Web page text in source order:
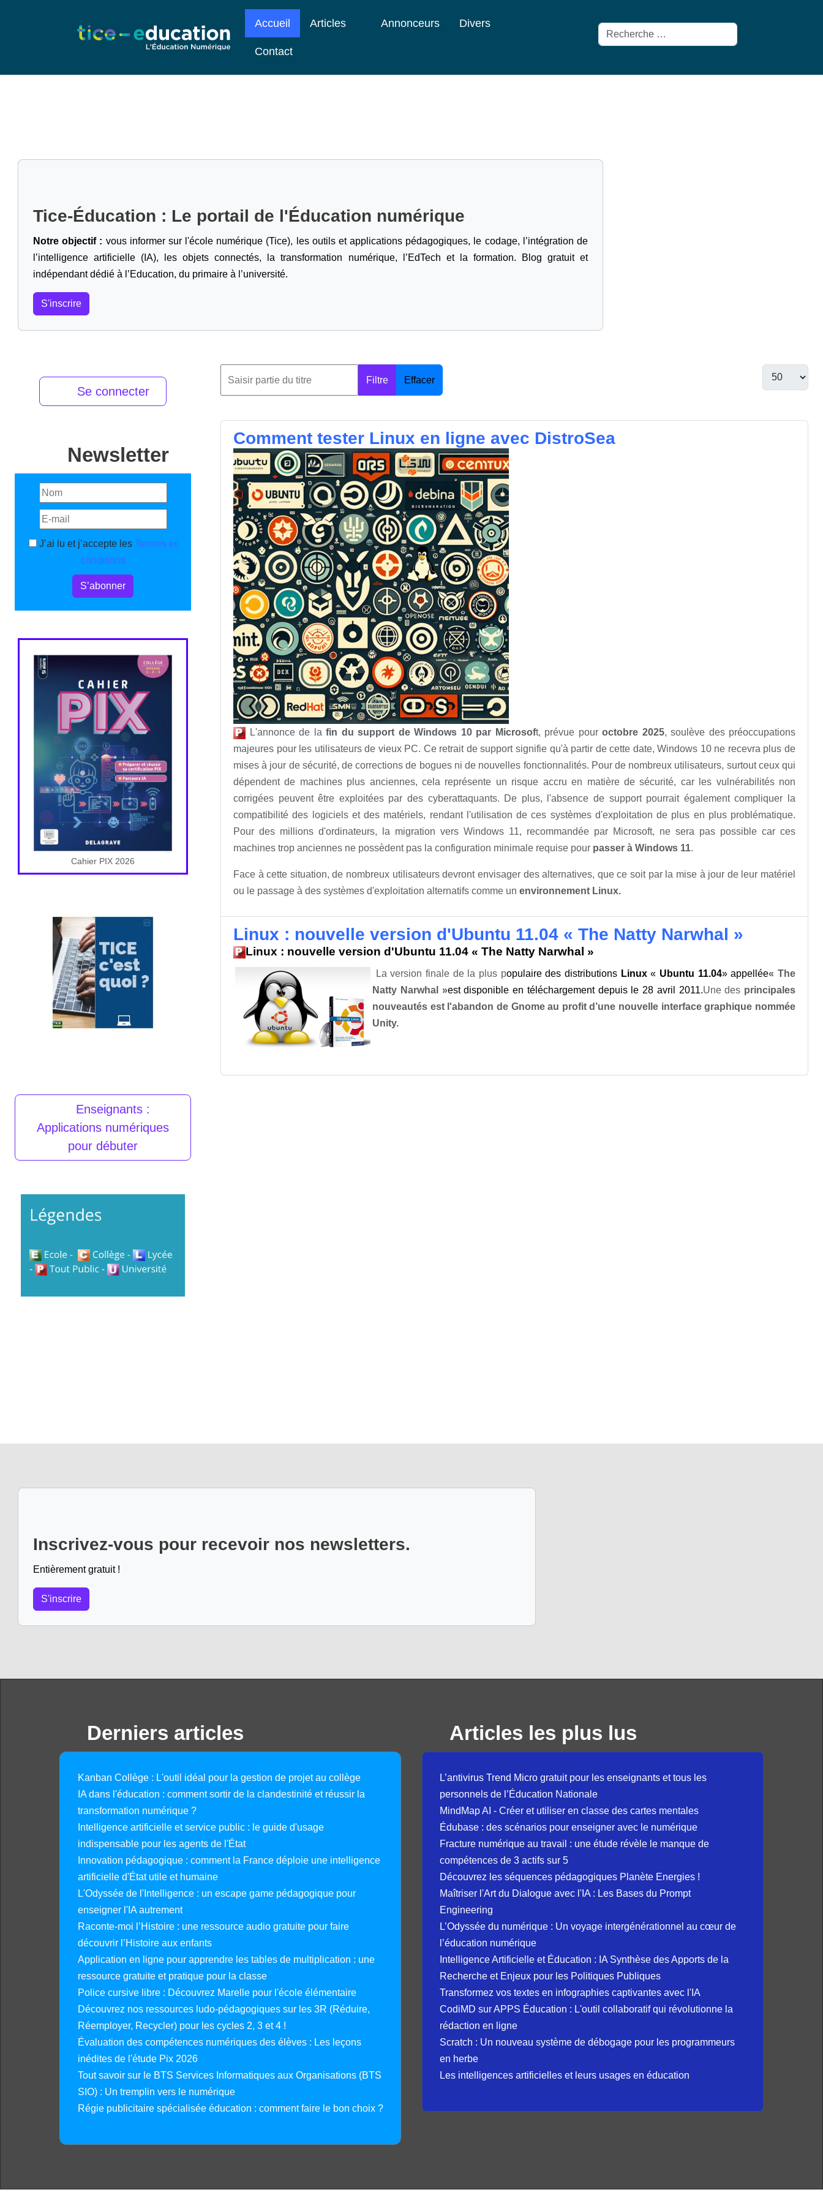
Accueil Articles Annonceurs Divers
Contact
Rechercher
Tice-Éducation : Le portail de l'Éducation numérique
Notre objectif : vous informer sur l'école numérique (Tice), les outils et applications pédagogiques, le codage,
l’intégration de
l’intelligence artificielle (IA), les objets connectés, la transformation numérique, l’EdTech et la formation. Blog gratuit et
indépendant dédié à l’Education, du primaire à l’université.
S'inscrire
Se connecter
Newsletter
J’ai lu et j’accepte les Termes et
conditions
S’abonner
Cahier PIX 2026
Enseignants :
Applications numériques
pour débuter
Filtre Effacer
Comment tester Linux en ligne avec DistroSea
L'annonce de la fin du support de Windows 10 par Microsoft, prévue pour octobre 2025, soulève des préoccupations
majeures pour les utilisateurs de vieux PC. Ce retrait de support signifie qu'à partir de cette date, Windows 10 ne recevra plus de
mises à jour de sécurité, de corrections de bogues ni de nouvelles fonctionnalités. Pour de nombreux utilisateurs, surtout ceux qui
dépendent de machines plus anciennes, cela représente un risque accru en matière de sécurité, car les vulnérabilités non
corrigées peuvent être exploitées par des cyberattaquants. De plus, l'absence de support pourrait également compliquer la
compatibilité des logiciels et des matériels, rendant l'utilisation de ces systèmes d'exploitation de plus en plus problématique.
Pour des millions d'ordinateurs, la migration vers Windows 11, recommandée par Microsoft, ne sera pas possible car ces
machines trop anciennes ne possèdent pas la configuration minimale requise pour passer à Windows 11.
Face à cette situation, de nombreux utilisateurs devront envisager des alternatives, que ce soit par la mise à jour de leur matériel
ou le passage à des systèmes d'exploitation alternatifs comme un environnement Linux.
Linux : nouvelle version d'Ubuntu 11.04 « The Natty Narwhal »
Linux : nouvelle version d'Ubuntu 11.04 « The Natty Narwhal »
La version finale de la plus populaire des distributions Linux« Ubuntu 11.04» appellée« The
Natty Narwhal »est disponible en téléchargement depuis le 28 avril 2011.Une des principales
nouveautés est l'abandon de Gnome au profit d’une nouvelle interface graphique nommée
Unity.
Inscrivez-vous pour recevoir nos newsletters.
Entièrement gratuit !
S'inscrire
Derniers articles
Kanban Collège : L'outil idéal pour la gestion de projet au collège
IA dans l'éducation : comment sortir de la clandestinité et réussir la
transformation numérique ?
Intelligence artificielle et service public : le guide d'usage
indispensable pour les agents de l'État
Innovation pédagogique : comment la France déploie une intelligence
artificielle d'État utile et humaine
L'Odyssée de l'Intelligence : un escape game pédagogique pour
enseigner l'IA autrement
Raconte-moi l’Histoire : une ressource audio gratuite pour faire
découvrir l’Histoire aux enfants
Application en ligne pour apprendre les tables de multiplication : une
ressource gratuite et pratique pour la classe
Police cursive libre : Découvrez Marelle pour l'école élémentaire
Découvrez nos ressources ludo-pédagogiques sur les 3R (Réduire,
Réemployer, Recycler) pour les cycles 2, 3 et 4 !
Évaluation des compétences numériques des élèves : Les leçons
inédites de l'étude Pix 2026
Tout savoir sur le BTS Services Informatiques aux Organisations (BTS
SIO) : Un tremplin vers le numérique
Régie publicitaire spécialisée éducation : comment faire le bon choix ?
Articles les plus lus
L’antivirus Trend Micro gratuit pour les enseignants et tous les
personnels de l’Éducation Nationale
MindMap AI - Créer et utiliser en classe des cartes mentales
Édubase : des scénarios pour enseigner avec le numérique
Fracture numérique au travail : une étude révèle le manque de
compétences de 3 actifs sur 5
Découvrez les séquences pédagogiques Planète Energies !
Maîtriser l'Art du Dialogue avec l'IA : Les Bases du Prompt
Engineering
L’Odyssée du numérique : Un voyage intergénérationnel au cœur de
l’éducation numérique
Intelligence Artificielle et Éducation : IA Synthèse des Apports de la
Recherche et Enjeux pour les Politiques Publiques
Transformez vos textes en infographies captivantes avec l'IA
CodiMD sur APPS Éducation : L'outil collaboratif qui révolutionne la
rédaction en ligne
Scratch : Un nouveau système de débogage pour les programmeurs
en herbe
Les intelligences artificielles et leurs usages en éducation